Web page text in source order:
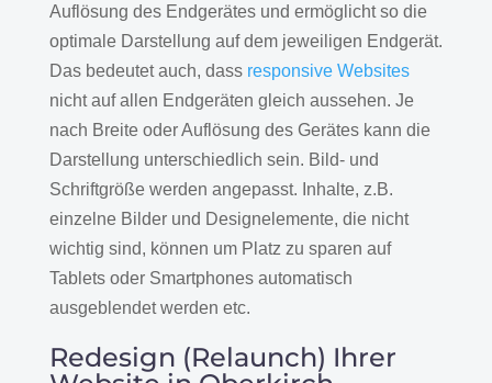
Auflösung des Endgerätes und ermöglicht so die
optimale Darstellung auf dem jeweiligen Endgerät.
Das bedeutet auch, dass responsive Websites
nicht auf allen Endgeräten gleich aussehen. Je
nach Breite oder Auflösung des Gerätes kann die
Darstellung unterschiedlich sein. Bild- und
Schriftgröße werden angepasst. Inhalte, z.B.
einzelne Bilder und Designelemente, die nicht
wichtig sind, können um Platz zu sparen auf
Tablets oder Smartphones automatisch
ausgeblendet werden etc.
Redesign (Relaunch) Ihrer